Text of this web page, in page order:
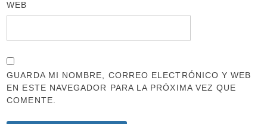
WEB
GUARDA MI NOMBRE, CORREO ELECTRÓNICO Y WEB
EN ESTE NAVEGADOR PARA LA PRÓXIMA VEZ QUE
COMENTE.